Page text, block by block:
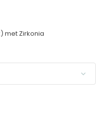
met Zirkonia